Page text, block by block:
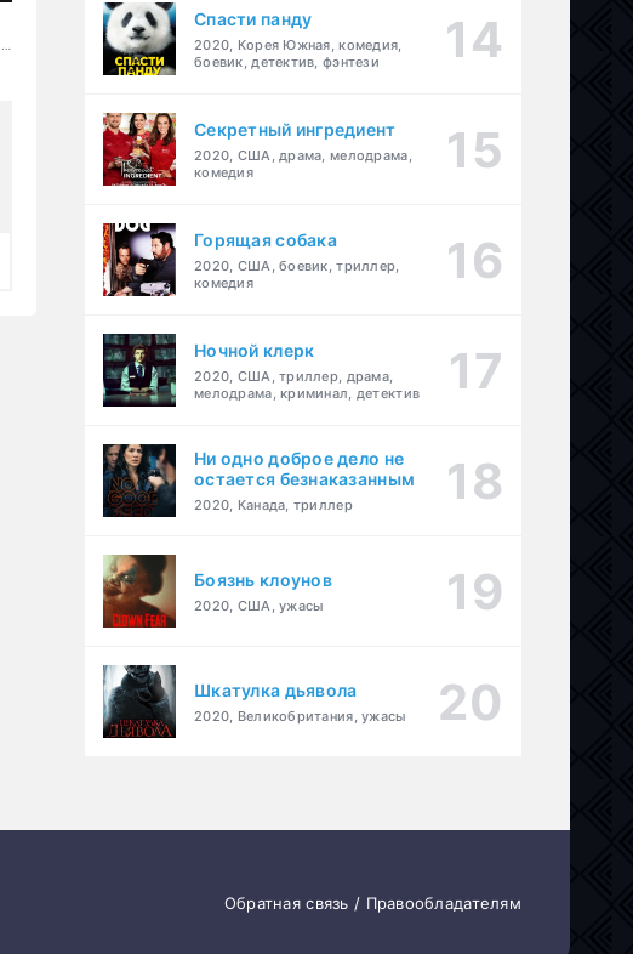
боевик ,криминал
Спасти панду
2020, Корея Южная, комедия,
боевик, детектив, фэнтези
Секретный ингредиент
2020, США, драма, мелодрама,
комедия
Горящая собака
2020, США, боевик, триллер,
комедия
Ночной клерк
2020, США, триллер, драма,
мелодрама, криминал, детектив
Ни одно доброе дело не
остается безнаказанным
2020, Канада, триллер
Боязнь клоунов
2020, США, ужасы
Шкатулка дьявола
2020, Великобритания, ужасы
Обратная связь / Правообладателям